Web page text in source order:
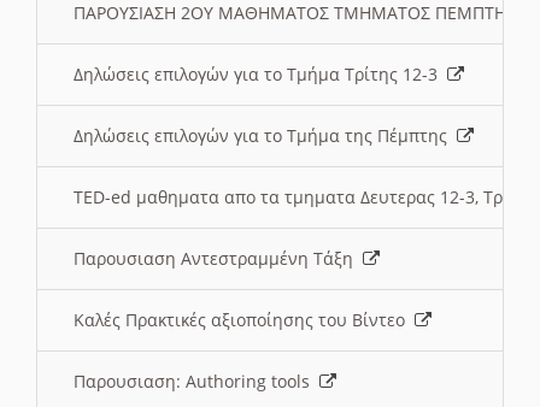
ΠΑΡΟΥΣΙΑΣΗ 2ΟΥ ΜΑΘΗΜΑΤΟΣ ΤΜΗΜΑΤΟΣ
Δηλώσεις επιλογών για το Τμήμα Τρίτης 12-3
Δηλώσεις επιλογών για το Τμήμα της Πέμπτης
TED-ed μαθηματα απο τα τμηματα Δευτερας 12-3,
Παρουσιαση Αντεστραμμένη Τάξη
Καλές Πρακτικές αξιοποίησης του Βίντεο
Παρουσιαση: Authoring tools